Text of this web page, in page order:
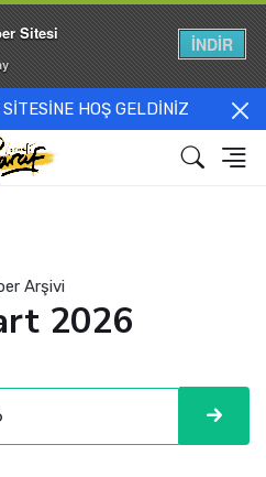
HOŞ GELDİNİZ
Arşivi
2026
Sitesi
İNDİR